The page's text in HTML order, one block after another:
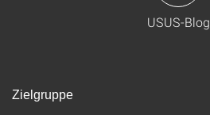
USUS-Blog
Zielgruppe